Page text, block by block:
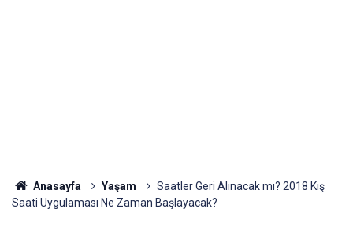
Anasayfa Yaşam
Saatler Geri Alınacak mı? 2018 Kış
Saati Uygulaması Ne Zaman Başlayacak?